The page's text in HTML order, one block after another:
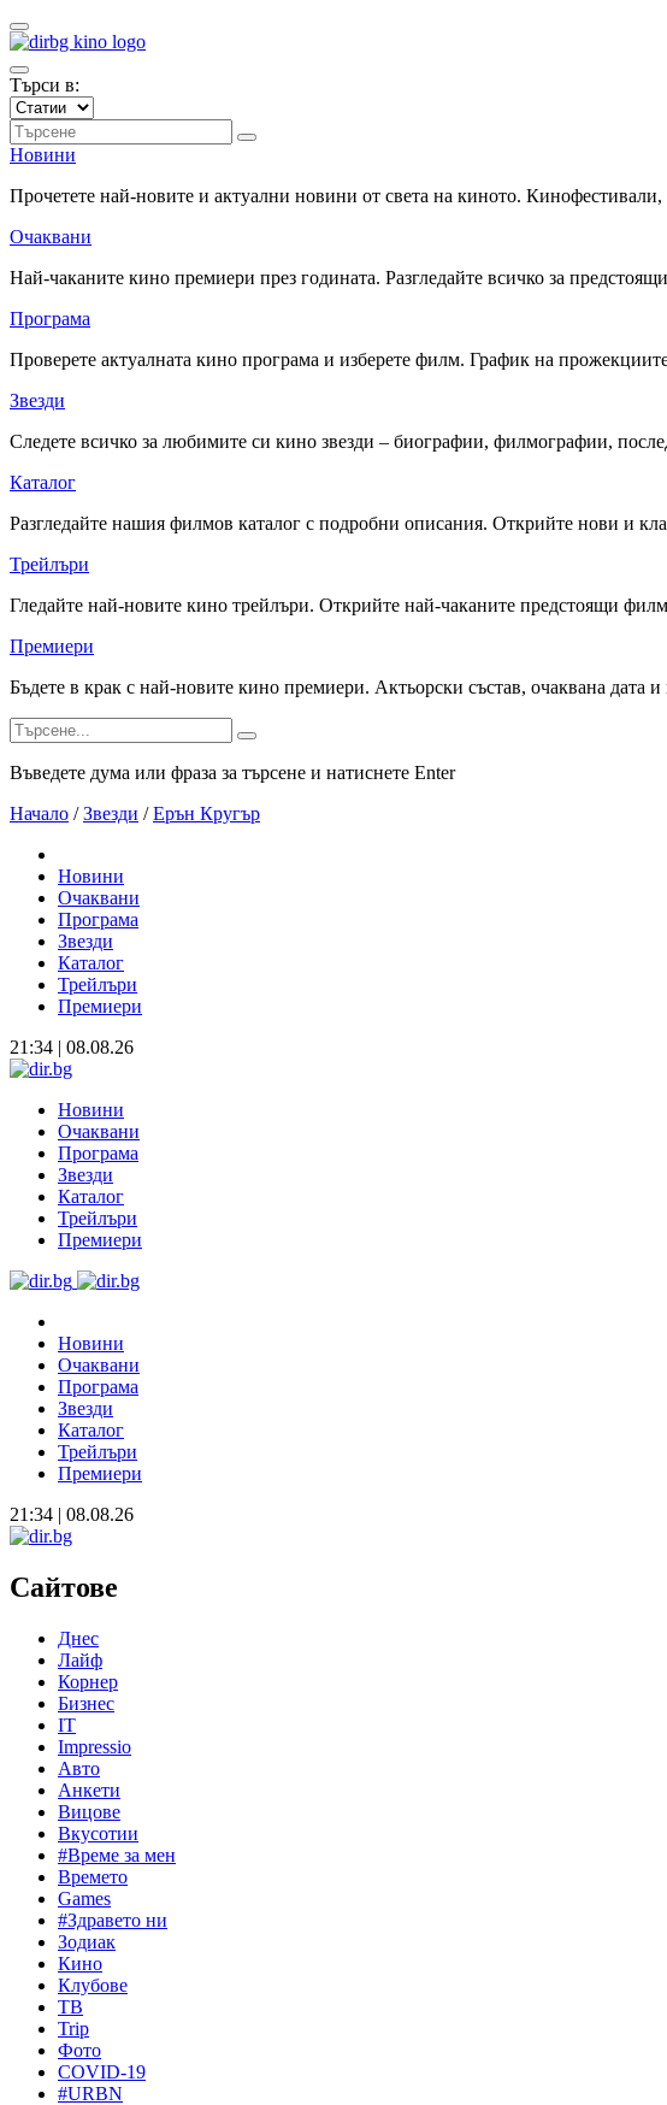
Търси в:
Новини
Прочетете най-новите и актуални новини от света на киното.
Очаквани
Най-чаканите кино премиери през годината. Разгледайте всичко за
Програма
Проверете актуалната кино програма и изберете филм. График на
Звезди
Следете всичко за любимите си кино звезди – биографии, филмографии,
Каталог
Разгледайте нашия филмов каталог с подробни описания. Открийте нови и
Трейлъри
Гледайте най-новите кино трейлъри. Открийте най-чаканите предстоящи
Премиери
Бъдете в крак с най-новите кино премиери. Актьорски състав, очаквана дата
Въведете дума или фраза за търсене и натиснете Enter
Начало / Звезди / Ерън Кругър
Новини
Очаквани
Програма
Звезди
Каталог
Трейлъри
Премиери
21:34 | 08.08.26
Новини
Очаквани
Програма
Звезди
Каталог
Трейлъри
Премиери
Новини
Очаквани
Програма
Звезди
Каталог
Трейлъри
Премиери
21:34 | 08.08.26
Сайтове
Днес
Лайф
Корнер
Бизнес
IT
Impressio
Авто
Анкети
Вицове
Вкусотии
#Време за мен
Времето
Games
#Здравето ни
Зодиак
Кино
Клубове
ТВ
Trip
Фото
COVID-19
#URBN